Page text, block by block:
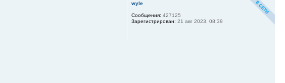
wyle
Сообщения: 427125
Зарегистрирован: 21 авг 2023, 08:39